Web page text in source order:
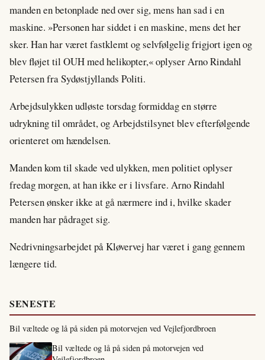
manden en betonplade ned over sig, mens han sad i en
maskine. »Personen har siddet i en maskine, mens det her
sker. Han har været fastklemt og selvfølgelig frigjort igen og
blev fløjet til OUH med helikopter,« oplyser Arno Rindahl
Petersen fra Sydøstjyllands Politi.
Arbejdsulykken udløste torsdag formiddag en større
udrykning til området, og Arbejdstilsynet blev efterfølgende
orienteret om hændelsen.
Manden kom til skade ved ulykken, men politiet oplyser
fredag morgen, at han ikke er i livsfare. Arno Rindahl
Petersen ønsker ikke at gå nærmere ind i, hvilke skader
manden har pådraget sig.
Nedrivningsarbejdet på Kløvervej har været i gang gennem
længere tid.
SENESTE
Bil væltede og lå på siden på motorvejen ved Vejlefjordbroen
Bil væltede og lå på siden på motorvejen ved